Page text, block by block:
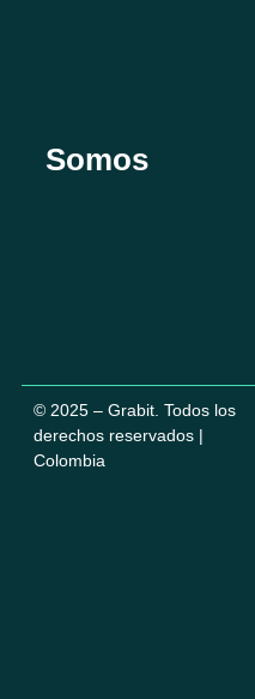
Somos
© 2025 – Grabit. Todos los
derechos reservados |
Colombia